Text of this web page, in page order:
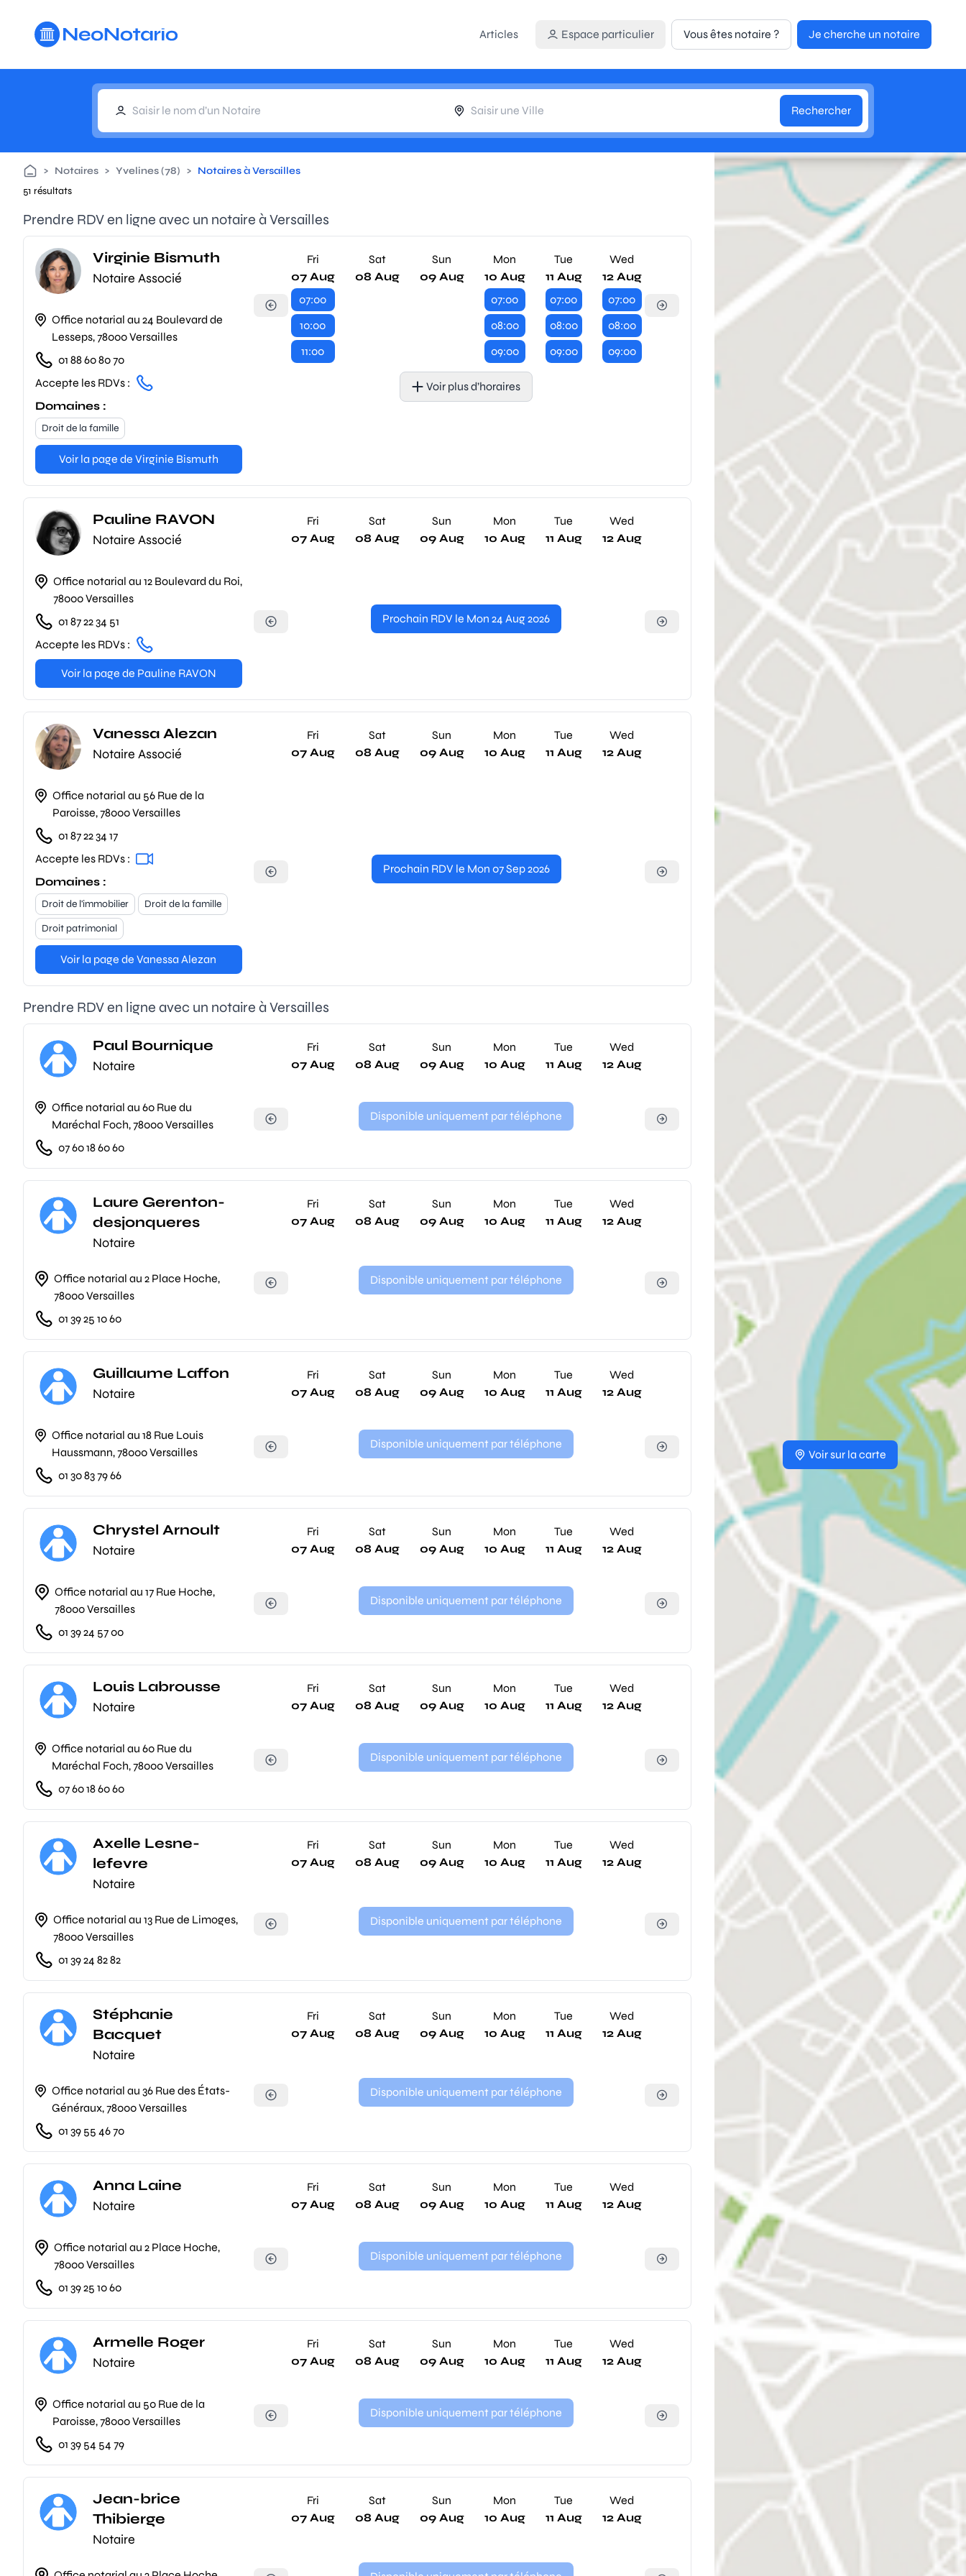
Articles
Espace particulier Vous êtes notaire ? Je cherche un notaire
Rechercher
> Notaires > Yvelines (78) > Notaires à Versailles
51 résultats
Prendre RDV en ligne avec un notaire à Versailles
Virginie Bismuth
Notaire Associé
Office notarial au 24 Boulevard de
Lesseps, 78000 Versailles
01 88 60 80 70
Accepte les RDVs :
Domaines :
Droit de la famille
Voir la page de Virginie Bismuth
Fri
07 Aug
07:00
10:00
11:00
Sat
08 Aug
Sun
09 Aug
Mon
10 Aug
07:00
08:00
09:00
Tue
11 Aug
07:00
08:00
09:00
Wed
12 Aug
07:00
08:00
09:00
Voir plus d’horaires
Pauline RAVON
Notaire Associé
Office notarial au 12 Boulevard du Roi,
78000 Versailles
01 87 22 34 51
Accepte les RDVs :
Voir la page de Pauline RAVON
Fri
07 Aug
Sat
08 Aug
Sun
09 Aug
Mon
10 Aug
Tue
11 Aug
Wed
12 Aug
Prochain RDV le Mon 24 Aug 2026
Vanessa Alezan
Notaire Associé
Office notarial au 56 Rue de la
Paroisse, 78000 Versailles
01 87 22 34 17
Accepte les RDVs :
Domaines :
Droit de l'immobilier
Droit de la famille
Droit patrimonial
Voir la page de Vanessa Alezan
Fri
07 Aug
Sat
08 Aug
Sun
09 Aug
Mon
10 Aug
Tue
11 Aug
Wed
12 Aug
Prochain RDV le Mon 07 Sep 2026
Prendre RDV en ligne avec un notaire à Versailles
Paul Bournique
Notaire
Office notarial au 60 Rue du
Maréchal Foch, 78000 Versailles
07 60 18 60 60
Fri
07 Aug
Sat
08 Aug
Sun
09 Aug
Mon
10 Aug
Tue
11 Aug
Wed
12 Aug
Disponible uniquement par téléphone
Laure Gerenton-
desjonqueres
Notaire
Office notarial au 2 Place Hoche,
78000 Versailles
01 39 25 10 60
Fri
07 Aug
Sat
08 Aug
Sun
09 Aug
Mon
10 Aug
Tue
11 Aug
Wed
12 Aug
Disponible uniquement par téléphone
Guillaume Laffon
Notaire
Office notarial au 18 Rue Louis
Haussmann, 78000 Versailles
01 30 83 79 66
Fri
07 Aug
Sat
08 Aug
Sun
09 Aug
Mon
10 Aug
Tue
11 Aug
Wed
12 Aug
Disponible uniquement par téléphone
Chrystel Arnoult
Notaire
Office notarial au 17 Rue Hoche,
78000 Versailles
01 39 24 57 00
Fri
07 Aug
Sat
08 Aug
Sun
09 Aug
Mon
10 Aug
Tue
11 Aug
Wed
12 Aug
Disponible uniquement par téléphone
Louis Labrousse
Notaire
Office notarial au 60 Rue du
Maréchal Foch, 78000 Versailles
07 60 18 60 60
Fri
07 Aug
Sat
08 Aug
Sun
09 Aug
Mon
10 Aug
Tue
11 Aug
Wed
12 Aug
Disponible uniquement par téléphone
Axelle Lesne-
lefevre
Notaire
Office notarial au 13 Rue de Limoges,
78000 Versailles
01 39 24 82 82
Fri
07 Aug
Sat
08 Aug
Sun
09 Aug
Mon
10 Aug
Tue
11 Aug
Wed
12 Aug
Disponible uniquement par téléphone
Stéphanie
Bacquet
Notaire
Office notarial au 36 Rue des États-
Généraux, 78000 Versailles
01 39 55 46 70
Fri
07 Aug
Sat
08 Aug
Sun
09 Aug
Mon
10 Aug
Tue
11 Aug
Wed
12 Aug
Disponible uniquement par téléphone
Anna Laine
Notaire
Office notarial au 2 Place Hoche,
78000 Versailles
01 39 25 10 60
Fri
07 Aug
Sat
08 Aug
Sun
09 Aug
Mon
10 Aug
Tue
11 Aug
Wed
12 Aug
Disponible uniquement par téléphone
Armelle Roger
Notaire
Office notarial au 50 Rue de la
Paroisse, 78000 Versailles
01 39 54 54 79
Fri
07 Aug
Sat
08 Aug
Sun
09 Aug
Mon
10 Aug
Tue
11 Aug
Wed
12 Aug
Disponible uniquement par téléphone
Jean-brice
Thibierge
Notaire
Fri
07 Aug
Sat
08 Aug
Sun
09 Aug
Mon
10 Aug
Tue
11 Aug
Wed
12 Aug
Voir sur la carte